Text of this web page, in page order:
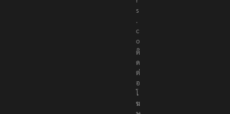
r
s
.
c
o
ติ
ด
ต่
อ
โ